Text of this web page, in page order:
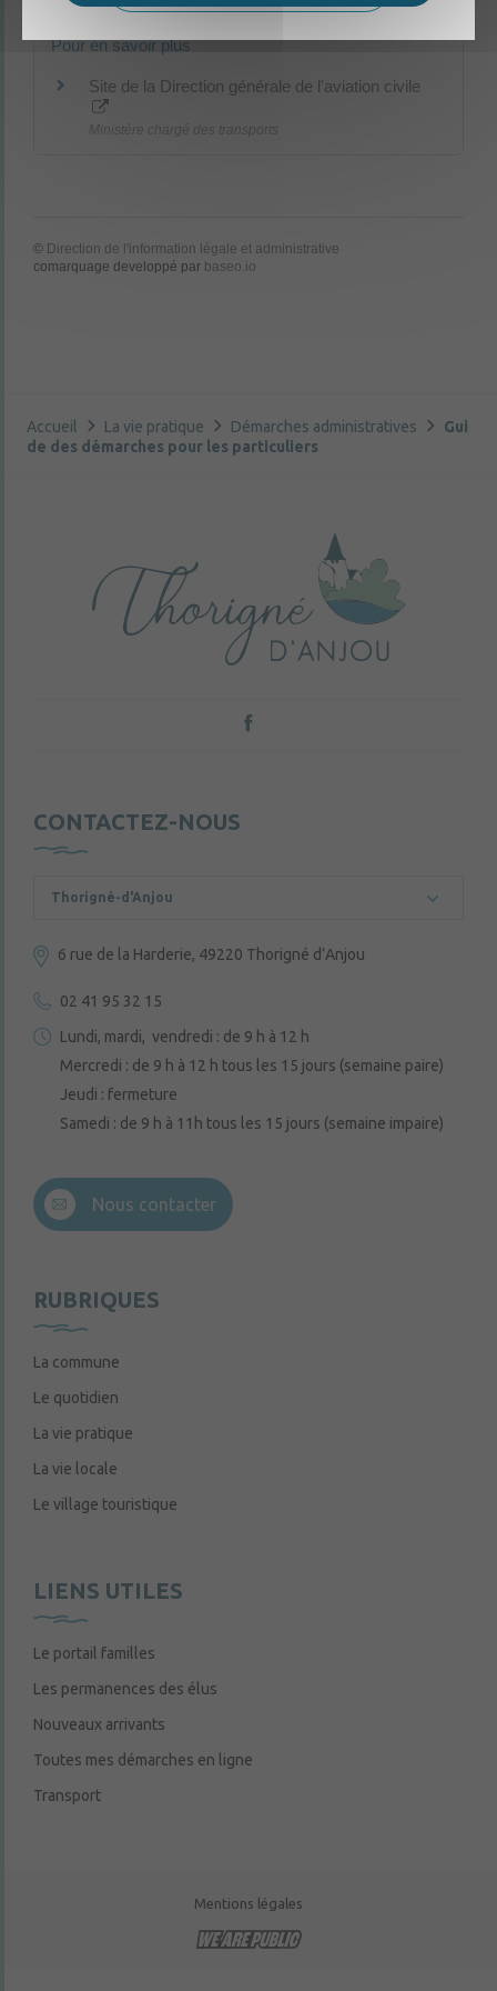
Pour en savoir plus
Site de la Direction générale de l'aviation civile
Ministère chargé des transports
© Direction de l'information légale et administrative
comarquage developpé par baseo.io
Accueil La vie pratique Démarches administratives
Gui
de des démarches pour les particuliers
CONTACTEZ-NOUS
Thorigné-d'Anjou
6 rue de la Harderie, 49220 Thorigné d’Anjou
02 41 95 32 15
Lundi, mardi, vendredi : de 9 h à 12 h
Mercredi : de 9 h à 12 h tous les 15 jours (semaine paire)
Jeudi : fermeture
Samedi : de 9 h à 11h tous les 15 jours (semaine impaire)
Nous contacter
RUBRIQUES
La commune
Le quotidien
La vie pratique
La vie locale
Le village touristique
LIENS UTILES
Le portail familles
Les permanences des élus
Nouveaux arrivants
Toutes mes démarches en ligne
Transport
Mentions légales